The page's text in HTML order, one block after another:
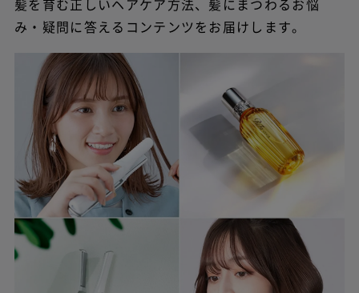
髪を育む正しいヘアケア方法、髪にまつわるお悩
み・疑問に答えるコンテンツをお届けします。